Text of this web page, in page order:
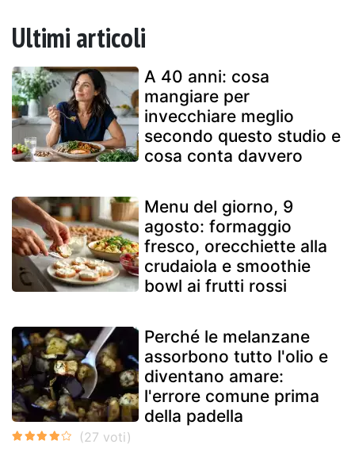
Ultimi articoli
A 40 anni: cosa
mangiare per
invecchiare meglio
secondo questo studio e
cosa conta davvero
Menu del giorno, 9
agosto: formaggio
fresco, orecchiette alla
crudaiola e smoothie
bowl ai frutti rossi
Perché le melanzane
assorbono tutto l'olio e
diventano amare:
l'errore comune prima
della padella